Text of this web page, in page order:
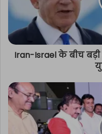
Iran-Israel के बीच